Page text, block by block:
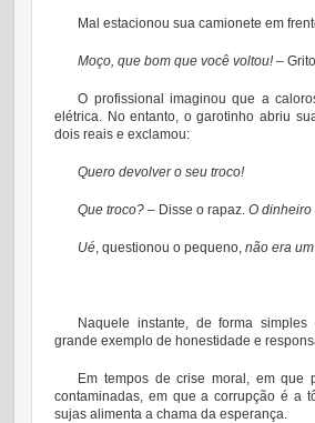
Mal estacionou sua camionete em
Moço, que bom que você voltou!–
O profissional imaginou que a
elétrica. No entanto, o garotinho abriu
dois reais e exclamou:
Quero devolver o seu troco!
Que troco? – Disse o rapaz.O dinheiro
Ué , questionou o pequeno,não era
Naquele instante, de forma
grande exemplo de honestidade e
Em tempos de crise moral, em que
contaminadas, em que a corrupção é a
sujas alimenta a chama da esperança.